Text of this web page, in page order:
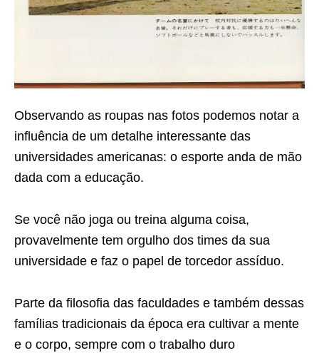
Observando as roupas nas fotos podemos notar a
influência de um detalhe interessante das
universidades americanas: o esporte anda de mão
dada com a educação.
Se você não joga ou treina alguma coisa,
provavelmente tem orgulho dos times da sua
universidade e faz o papel de torcedor assíduo.
Parte da filosofia das faculdades e também dessas
famílias tradicionais da época era cultivar a mente
e o corpo, sempre com o trabalho duro